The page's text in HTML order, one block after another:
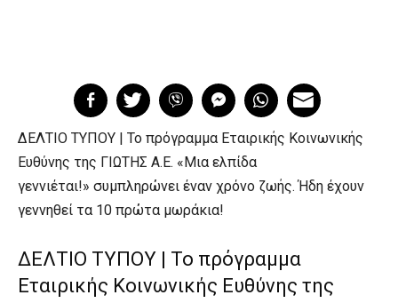
ΔΕΛΤΙΟ ΤΥΠΟΥ | Το πρόγραμμα Εταιρικής Κοινωνικής
Ευθύνης της ΓΙΩΤΗΣ Α.Ε. «Μια ελπίδα
γεννιέται!» συμπληρώνει έναν χρόνο ζωής. Ήδη έχουν
γεννηθεί τα 10 πρώτα μωράκια!
ΔΕΛΤΙΟ ΤΥΠΟΥ | Το πρόγραμμα
Εταιρικής Κοινωνικής Ευθύνης της